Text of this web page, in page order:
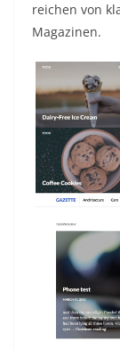
reichen von
Magazinen.